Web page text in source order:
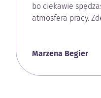
bo ciekawie
atmosfera pracy.
Marzena Begier